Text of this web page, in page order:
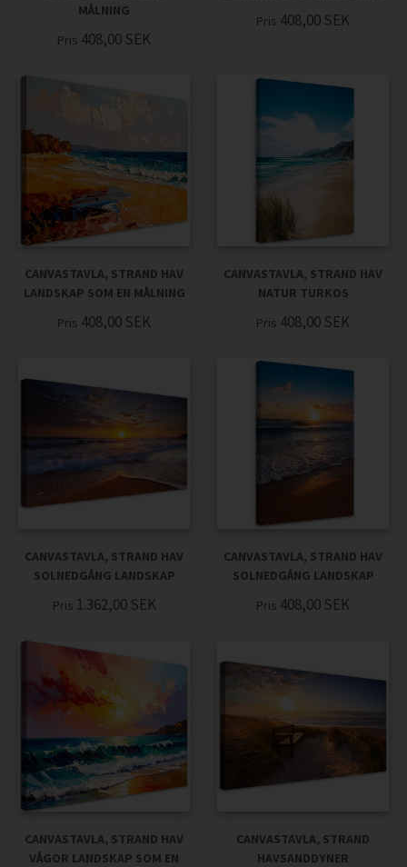
MÅLNING
Pris 408,00 SEK
Pris 408,00 SEK
CANVASTAVLA, STRAND HAV
LANDSKAP SOM EN MÅLNING
Pris 408,00 SEK
CANVASTAVLA, STRAND HAV
NATUR TURKOS
Pris 408,00 SEK
CANVASTAVLA, STRAND HAV
SOLNEDGÅNG LANDSKAP
Pris 1.362,00 SEK
CANVASTAVLA, STRAND HAV
SOLNEDGÅNG LANDSKAP
Pris 408,00 SEK
CANVASTAVLA, STRAND HAV
VÅGOR LANDSKAP SOM EN
CANVASTAVLA, STRAND
HAVSANDDYNER